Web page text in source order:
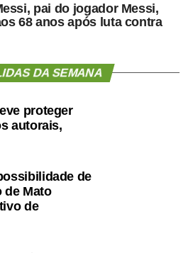
compromisso,
o Partido Liberal de Mato Grosso
em compreender o
– o que só contribui para
como candidato a vice-
pelo senador Wellington
foi fruto de uma conversa
lançada ao acaso. Foi
construída e
partidário, inclusive com
pai do jogador Messi,
68 anos após luta contra
DA SEMANA
proteger
autorais,
de
de Mato
de